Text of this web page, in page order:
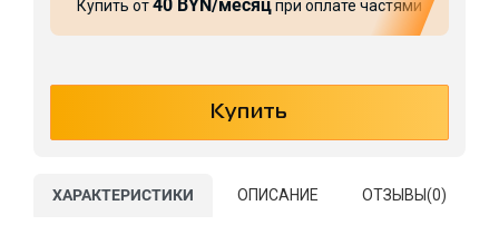
Купить от40 BYN/месяцпри оплате частями
ХАРАКТЕРИСТИКИ ОПИСАНИЕ ОТЗЫВЫ(0)